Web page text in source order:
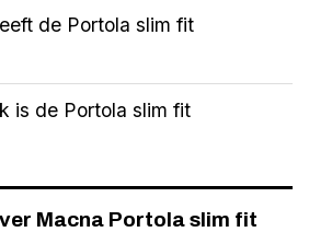
de Portola slim fit
is de Portola slim fit
Macna Portola slim fit